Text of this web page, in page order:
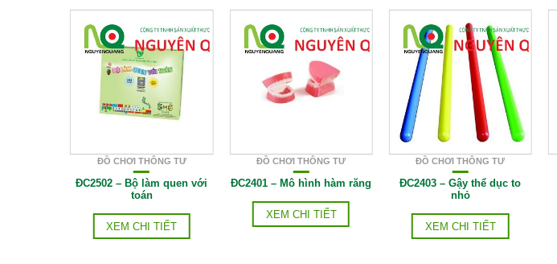
ĐỒ CHƠI THÔNG TƯ
ĐC2502 – Bộ làm quen với
toán
XEM CHI TIẾT
ĐỒ CHƠI THÔNG TƯ
ĐC2401 – Mô hình hàm răng
XEM CHI TIẾT
ĐỒ CHƠI THÔNG TƯ
ĐC2403 – Gậy thể dục to
nhỏ
XEM CHI TIẾT